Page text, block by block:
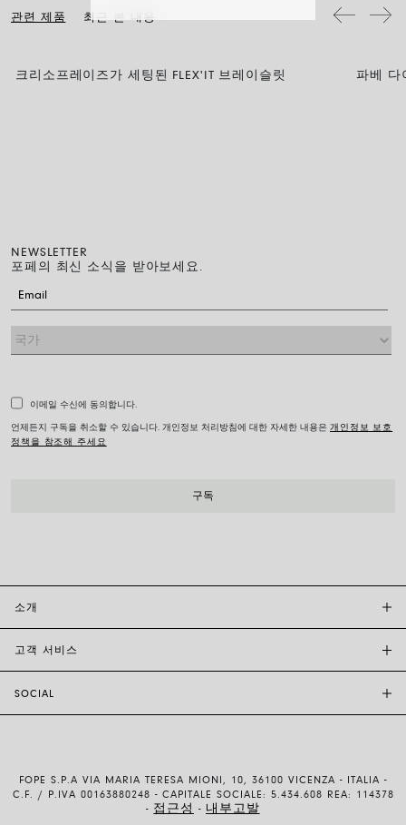
관련 제품 최근 본 내용
크리소프레이즈가 세팅된 FLEX'IT 브레이슬릿 파베 다
NEWSLETTER
포페의 최신 소식을 받아보세요.
이메일 수신에 동의합니다.
언제든지 구독을 취소할 수 있습니다. 개인정보 처리방침에 대한 자세한 내용은 개인정보 보호
정책을 참조해 주세요
소개
고객 서비스
배송 및 반품
SOCIAL
YOUTUBE
FOPE S.P.A VIA MARIA TERESA MIONI, 10, 36100 VICENZA - ITALIA -
C.F. / P.IVA 00163880248 - CAPITALE SOCIALE: 5.434.608 REA: 114378
- 접근성 - 내부고발